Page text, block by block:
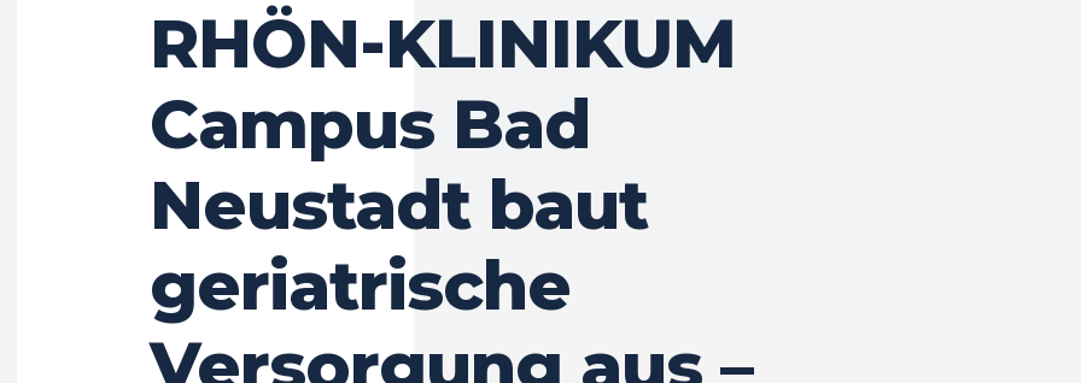
RHÖN-KLINIKUM
Campus Bad
Neustadt baut
geriatrische
Versorgung aus –